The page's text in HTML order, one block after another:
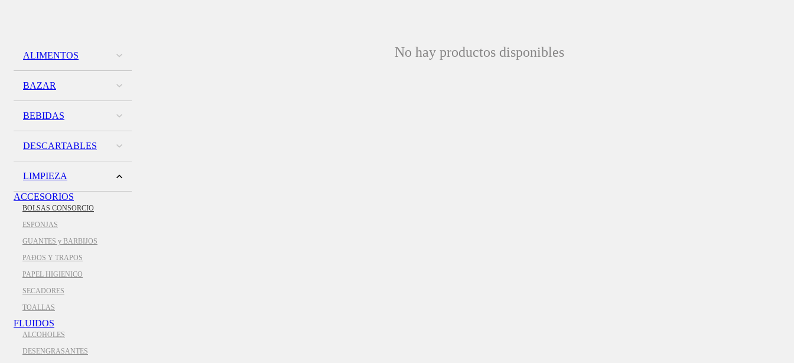
ALIMENTOS
BAZAR
BEBIDAS
DESCARTABLES
LIMPIEZA
ACCESORIOS
BOLSAS CONSORCIO
ESPONJAS
GUANTES y BARBIJOS
PAÐOS Y TRAPOS
PAPEL HIGIENICO
SECADORES
TOALLAS
FLUIDOS
ALCOHOLES
DESENGRASANTES
No hay productos disponibles